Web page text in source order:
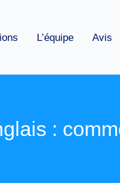
L’équipe Avis
: